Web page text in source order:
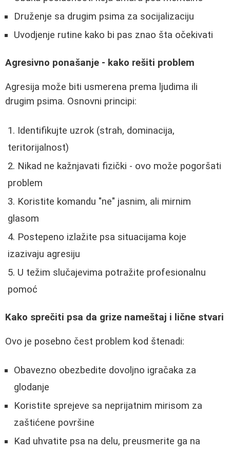
Druženje sa drugim psima za socijalizaciju
Uvodjenje rutine kako bi pas znao šta očekivati
Agresivno ponašanje - kako rešiti problem
Agresija može biti usmerena prema ljudima ili
drugim psima. Osnovni principi:
Identifikujte uzrok (strah, dominacija,
teritorijalnost)
Nikad ne kažnjavati fizički - ovo može pogoršati
problem
Koristite komandu "ne" jasnim, ali mirnim
glasom
Postepeno izlažite psa situacijama koje
izazivaju agresiju
U težim slučajevima potražite profesionalnu
pomoć
Kako sprečiti psa da grize nameštaj i lične stvari
Ovo je posebno čest problem kod štenadi:
Obavezno obezbedite dovoljno igračaka za
glodanje
Koristite sprejeve sa neprijatnim mirisom za
zaštićene površine
Kad uhvatite psa na delu, preusmerite ga na